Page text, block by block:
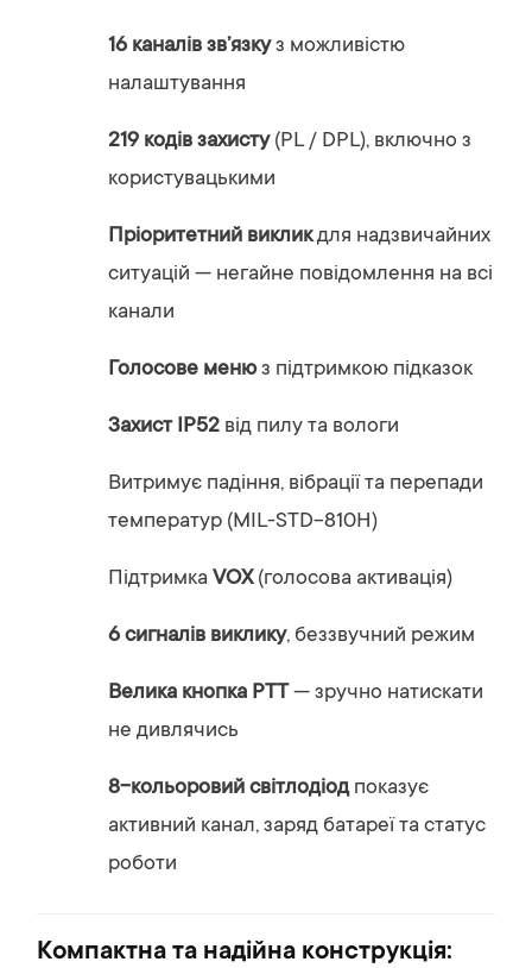
16 каналів зв’язкуз можливістю
налаштування
219 кодів захисту(PL / DPL), включно з
користувацькими
Пріоритетний викликдля надзвичайних
ситуацій — негайне повідомлення на всі
канали
Голосове менюз підтримкою підказок
Захист IP52 від пилу та вологи
Витримує падіння, вібрації та перепади
температур (MIL-STD-810H)
Підтримка VOX(голосова активація)
6 сигналів виклику, беззвучний режим
Велика кнопка PTT — зручно натискати
не дивлячись
8-кольоровий світлодіодпоказує
активний канал, заряд батареї та статус
роботи
Компактна та надійна конструкція: